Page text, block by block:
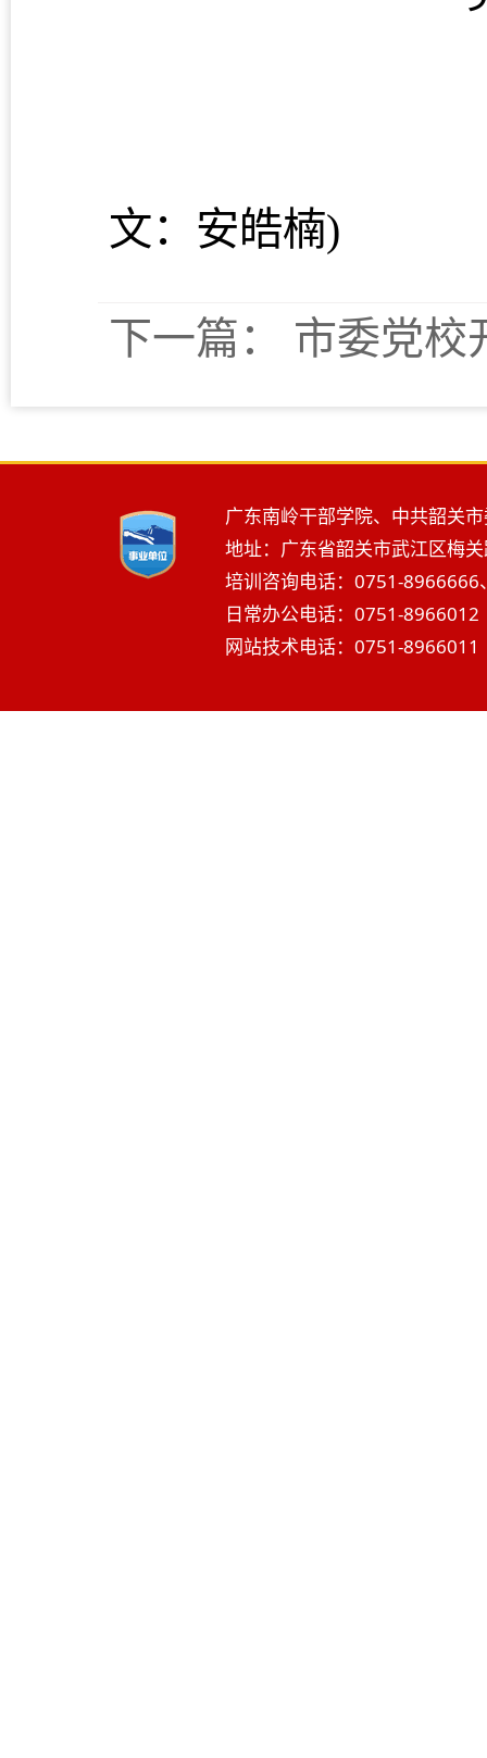
文：安皓楠)
下一篇： 市委党校
广东南岭干部学院、中共韶关
地址：广东省韶关市武江区梅
培训咨询电话：0751-
日常办公电话：0751-
网站技术电话：0751-